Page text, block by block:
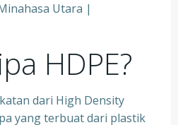
HDPE?
dari High Density
yang terbuat dari plastik